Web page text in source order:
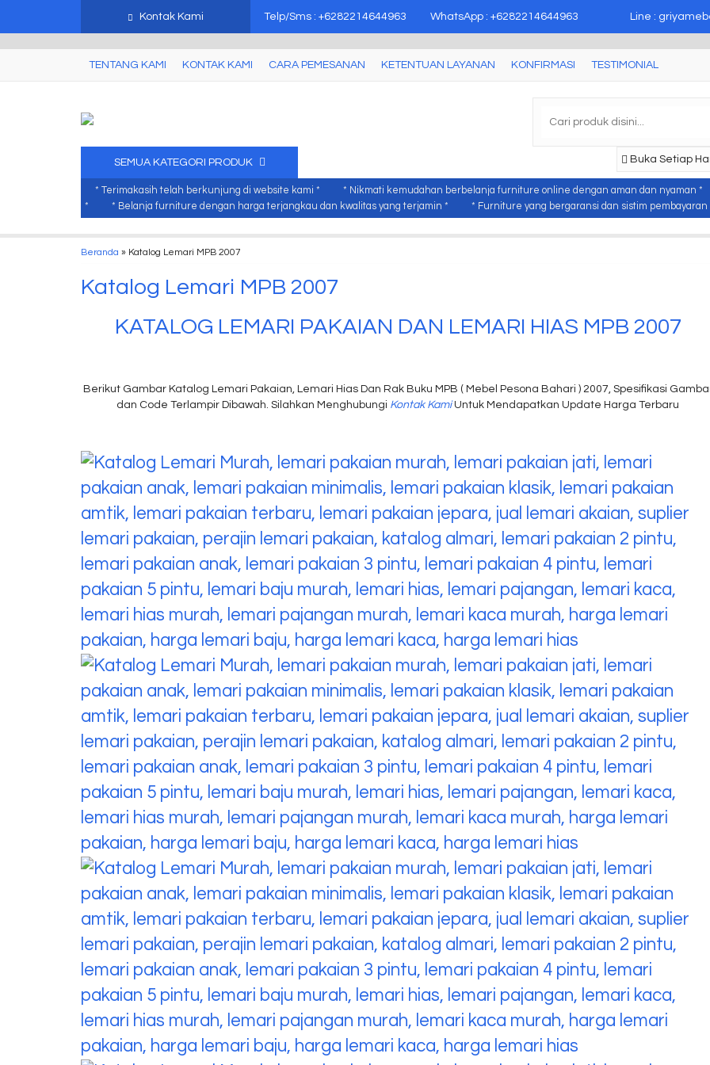
Kontak Kami Telp/Sms : +6282214644963 WhatsApp : +6282214644963 Line :
TENTANG KAMI KONTAK KAMI CARA PEMESANAN KETENTUAN LAYANAN KONFIRMASI TESTIMONIAL
Buka Setiap
SEMUA KATEGORI PRODUK
* Terimakasih telah berkunjung di website kami *
* Nikmati kemudahan berbelanja furniture online dengan aman dan nyaman *
*
* Belanja furniture dengan harga terjangkau dan kwalitas yang terjamin * * Furniture yang bergaransi dan sistim pembayaran
Beranda » Katalog Lemari MPB 2007
Katalog Lemari MPB 2007
KATALOG LEMARI PAKAIAN DAN LEMARI HIAS MPB 2007
Berikut Gambar Katalog Lemari Pakaian, Lemari Hias Dan Rak Buku MPB ( Mebel Pesona Bahari ) 2007, Spesifikasi
dan Code Terlampir Dibawah. Silahkan Menghubungi Kontak KamiUntuk Mendapatkan Update Harga Terbaru